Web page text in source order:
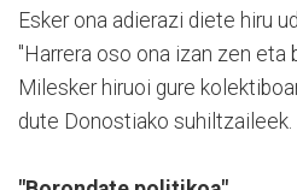
Esker ona adierazi diete hiru
"Harrera oso ona izan zen eta
Milesker hiruoi gure
dute Donostiako suhiltzaileek.